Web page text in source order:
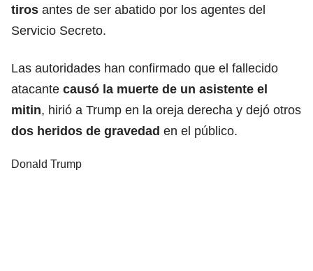
tiros antes de ser abatido por los agentes del
Servicio Secreto.
Las autoridades han confirmado que el fallecido
atacante causó la muerte de un asistente el
mitin, hirió a Trump en la oreja derecha y dejó otros
dos heridos de gravedad en el público.
Donald Trump